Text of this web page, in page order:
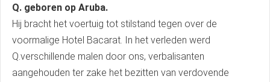
Q. geboren op Aruba.
Hij bracht het voertuig tot stilstand tegen over de
voormalige Hotel Bacarat. In het verleden werd
Q.verschillende malen door ons, verbalisanten
aangehouden ter zake het bezitten van verdovende